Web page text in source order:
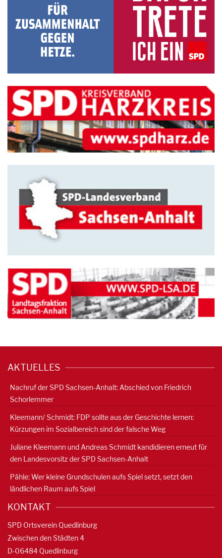
AKTUELLES
Nachruf der SPD Sachsen-Anhalt: Abschied von Friedrich
Schorlemmer
Kleemann/ Schmidt: FDP sollte aus der Geschichte lernen:
Kürzungen im Sozialbereich sind der falsche Weg
Juliane Kleemann und Andreas Schmidt kandidieren erneut für
den Landesvorsitz der SPD Sachsen-Anhalt
Pähle: Wer kleine Grundschulen aufs Spiel setzt, setzt den
ländlichen Raum aufs Spiel
KONTAKT
SPD Ortsverein Quedlinburg
Zwischen den Städten 4
D-06484 Quedlinburg